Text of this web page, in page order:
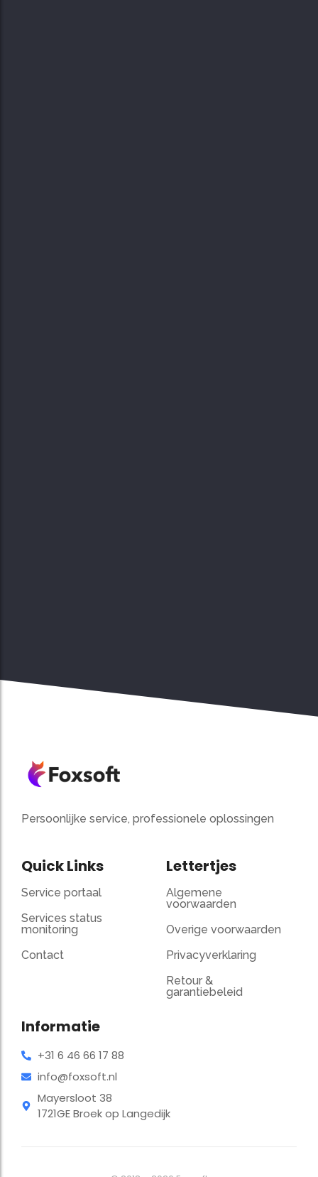
Persoonlijke service, professionele oplossingen
Quick Links
Service portaal
Services status
monitoring
Contact
Lettertjes
Algemene
voorwaarden
Overige voorwaarden
Privacyverklaring
Retour &
garantiebeleid
Informatie
+31 6 46 66 17 88
info@foxsoft.nl
Mayersloot 38
1721GE Broek op Langedijk